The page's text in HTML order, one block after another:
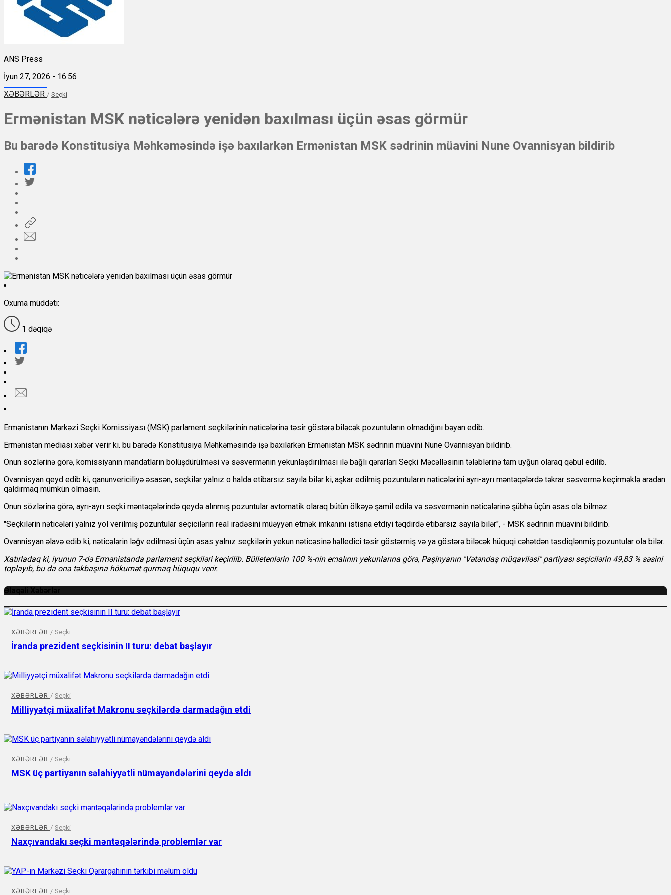
ANS Press
İyun 27, 2026 - 16:56
XƏBƏRLƏR / Seçki
Ermənistan MSK nəticələrə yenidən baxılması üçün əsas görmür
Bu barədə Konstitusiya Məhkəməsində işə baxılarkən Ermənistan MSK sədrinin müavini Nune Ovannisyan bildirib
Oxuma müddəti:
1 dəqiqə
Ermənistanın Mərkəzi Seçki Komissiyası (MSK) parlament seçkilərinin nəticələrinə təsir göstərə biləcək pozuntuların olmadığını bəyan edib.
Ermənistan mediası xəbər verir ki, bu barədə Konstitusiya Məhkəməsində işə baxılarkən Ermənistan MSK sədrinin müavini Nune Ovannisyan bildirib.
Onun sözlərinə görə, komissiyanın mandatların bölüşdürülməsi və səsvermənin yekunlaşdırılması ilə bağlı qərarları Seçki Məcəlləsinin tələblərinə tam uyğun olaraq qəbul edilib.
Ovannisyan qeyd edib ki, qanunvericiliyə əsasən, seçkilər yalnız o halda etibarsız sayıla bilər ki, aşkar edilmiş pozuntuların nəticələrini ayrı-ayrı məntəqələrdə təkrar səsvermə keçirməklə aradan
qaldırmaq mümkün olmasın.
Onun sözlərinə görə, ayrı-ayrı seçki məntəqələrində qeydə alınmış pozuntular avtomatik olaraq bütün ölkəyə şamil edilə və səsvermənin nəticələrinə şübhə üçün əsas ola bilməz.
"Seçkilərin nəticələri yalnız yol verilmiş pozuntular seçicilərin real iradəsini müəyyən etmək imkanını istisna etdiyi təqdirdə etibarsız sayıla bilər", - MSK sədrinin müavini bildirib.
Ovannisyan əlavə edib ki, nəticələrin ləğv edilməsi üçün əsas yalnız seçkilərin yekun nəticəsinə həlledici təsir göstərmiş və ya göstərə biləcək hüquqi cəhətdən təsdiqlənmiş pozuntular ola bilər.
Xatırladaq ki, iyunun 7-də Ermənistanda parlament seçkiləri keçirilib. Bülletenlərin 100 %-nin emalının yekunlarına görə, Paşinyanın "Vətəndaş müqaviləsi" partiyası seçicilərin 49,83 % səsini
toplayıb, bu da ona təkbaşına hökumət qurmaq hüququ verir.
Əlaqəli Xəbərlər
XƏBƏRLƏR / Seçki
İranda prezident seçkisinin II turu: debat başlayır
XƏBƏRLƏR / Seçki
Milliyyətçi müxalifət Makronu seçkilərdə darmadağın etdi
XƏBƏRLƏR / Seçki
MSK üç partiyanın səlahiyyətli nümayəndələrini qeydə aldı
XƏBƏRLƏR / Seçki
Naxçıvandakı seçki məntəqələrində problemlər var
XƏBƏRLƏR / Seçki